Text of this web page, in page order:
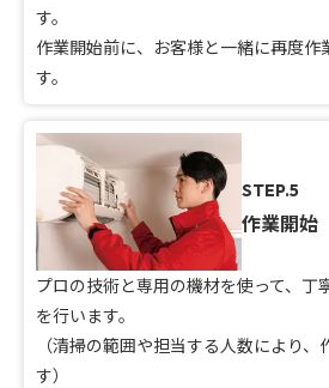
す。
作業開始前に、お客様と一緒に再度作
す。
STEP.5
作業開始
プロの技術と専用の機材を使って、丁
を行います。
（清掃の範囲や担当する人数により
す）